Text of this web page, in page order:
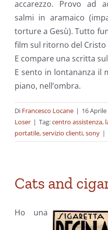
accarezzo. Provo ad
salmi in aramaico
torture a Gesù). Tutto
film sul ritorno del Cristo
E compare una scritta
E sento in lontananza il
piano, nell’ombra.
Di Francesco Locane | 16 Aprile
Loser | Tag:centro assistenza,
portatile,servizio clienti,sony |
Cats and
Ho una